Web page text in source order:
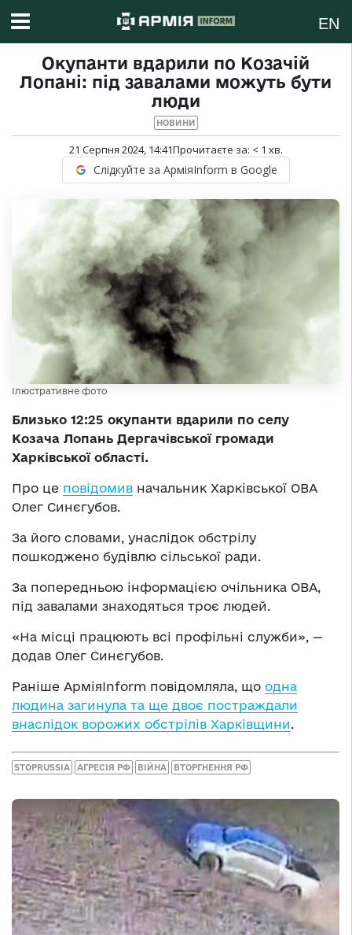
EN
Окупанти вдарили по Козачій
Лопані: під завалами можуть бути
люди
НОВИНИ
21 Серпня 2024, 14:41Прочитаєте за: < 1 хв.
Слідкуйте за АрміяInform в Google
Ілюстративне фото
Близько 12:25 окупанти вдарили по селу
Козача Лопань Дергачівської громади
Харківської області.
Про це повідомив начальник Харківської ОВА
Олег Синєгубов.
За його словами, унаслідок обстрілу
пошкоджено будівлю сільської ради.
За попередньою інформацією очільника ОВА,
під завалами знаходяться троє людей.
«На місці працюють всі профільні служби», —
додав Олег Синєгубов.
Раніше АрміяInform повідомляла, що одна
людина загинула та ще двоє постраждали
внаслідок ворожих обстрілів Харківщини.
STOPRUSSIA АГРЕСІЯ РФ ВІЙНА ВТОРГНЕННЯ РФ